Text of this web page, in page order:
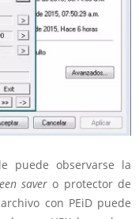
puede observarse la
savero protector de
con PEiD puede